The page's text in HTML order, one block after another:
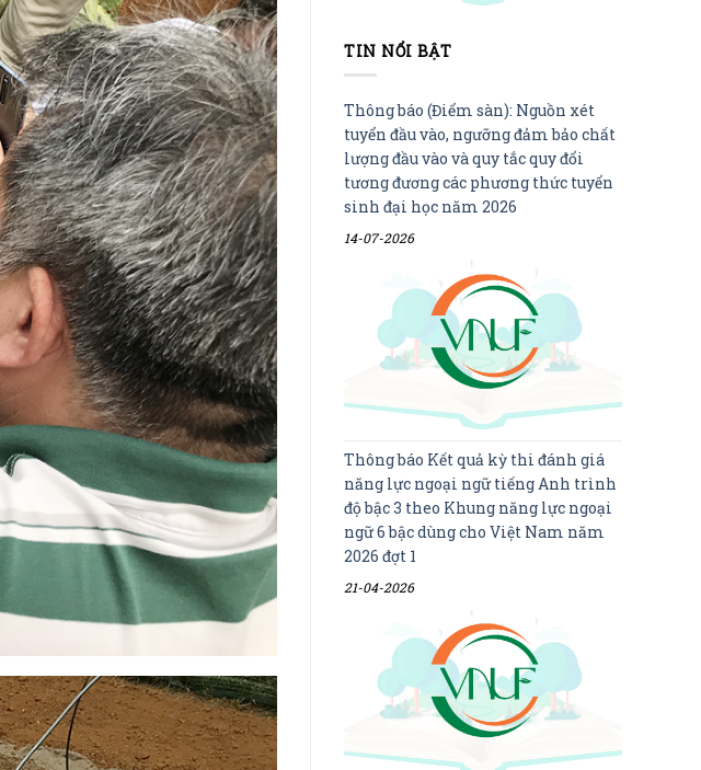
TIN NỔI BẬT
Thông báo (Điểm sàn): Nguồn xét
tuyển đầu vào, ngưỡng đảm bảo chất
lượng đầu vào và quy tắc quy đổi
tương đương các phương thức tuyển
sinh đại học năm 2026
14-07-2026
Thông báo Kết quả kỳ thi đánh giá
năng lực ngoại ngữ tiếng Anh trình
độ bậc 3 theo Khung năng lực ngoại
ngữ 6 bậc dùng cho Việt Nam năm
2026 đợt 1
21-04-2026